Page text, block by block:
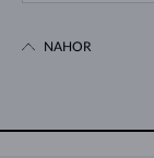
NAHOR